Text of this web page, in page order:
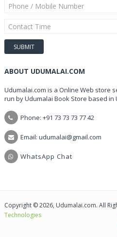
ABOUT UDUMALAI.COM
Udumalai.com is a Online Web store
run by Udumalai Book Store based in
Phone: +91 73 73 73 77 42
Email: udumalai@gmail.com
WhatsApp Chat
Copyright © 2026, Udumalai.com. All
Technologies